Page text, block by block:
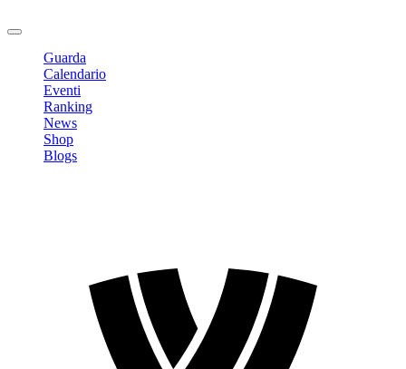
Guarda
Calendario
Eventi
Ranking
News
Shop
Blogs